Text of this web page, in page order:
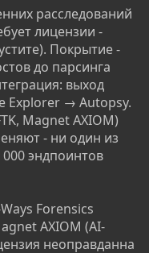
расследований
лицензии -
Покрытие -
до парсинга
выход
Explorer → Autopsy.
Magnet AXIOM)
- ни один из
000 эндпоинтов
Forensics
AXIOM (AI-
неоправданна